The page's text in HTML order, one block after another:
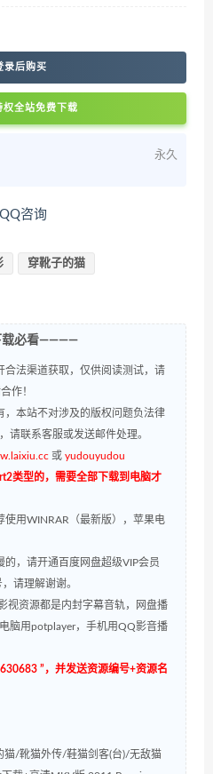
录后购买
权全站免费下载
永久
咨询
穿靴子的猫
必看————
合法渠道获取，仅供阅读测试，请
作！
，本站不对涉及的版权问题负法律
请联系客服或发送邮件处理。
或 yudouyudou
类型的，需要全部下载到电脑才
使用WINRAR（最新版），苹果电
的，请开通百度网盘超级VIP会员
请理解谢谢。
视资源都是内封字幕音轨，网盘播
脑用potplayer，手机用QQ影音播
”，并发送资源编号+资源名
猫/靴猫外传/鞋猫剑客(台)/无敌猫